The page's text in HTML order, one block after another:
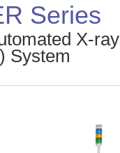
Series
X-ray
System